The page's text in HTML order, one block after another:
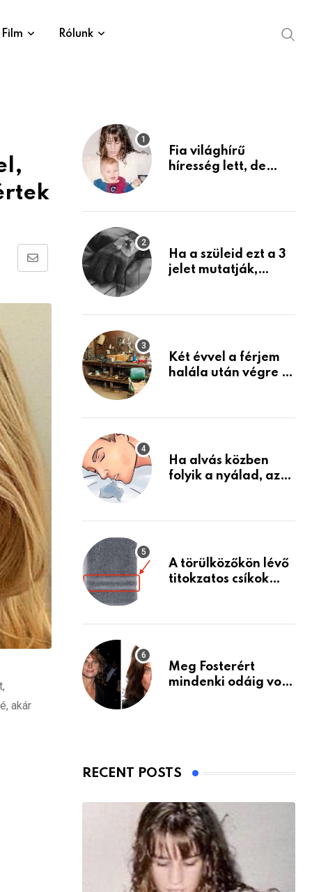
Film Rólunk
Share
Email
akár
Fia világhírű
híresség lett, de
mint azt el tudnád
Ha a szüleid ezt a 3
jelet mutatják,
Készülj fel arra, ami
Két évvel a férjem
halála után végre át
holmiját – amit
életemet
Ha alvás közben
folyik a nyálad, az
A törülközőkön lévő
titokzatos csíkok
Meg Fosterért
mindenki odáig volt
RECENT POSTS